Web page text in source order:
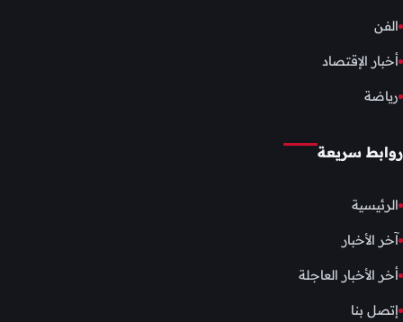
الفن
أخبار الإقتصاد
رياضة
روابط سريعة
الرئيسية
آخر الأخبار
أخر الأخبار العاجلة
إتصل بنا